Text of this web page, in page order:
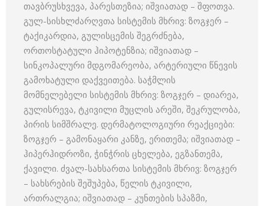
თავბრუსხვევა, პარესთეზია; იშვიათად – შფოთვა.
გულ-სისხლძარღვთა სისტემის მხრივ: ზოგჯერ –
ტაქიკარდია, გულისცემის შეგრძნება,
ორთოსტატული ჰიპოტენზია; იშვიათად –
სინკოპალური მდგომარეობა, არტერიული წნევის
გამოხატული დაქვეითება. საჭმლის
მომნელებელი სისტემის მხრივ: ზოგჯერ – დიარეა,
გულისრევა, ტკივილი მუცლის არეში, შეკრულობა,
პირის სიმშრალე. დერმატოლოგიური რეაქციები:
ზოგჯერ – გამონაყარი კანზე, ერითემა; იშვიათად –
ჰიპერჰიდროზი, ჭინჭრის ცხელება, ეგზანთემა,
ქავილი. ძვალ-სახსართა სისტემის მხრივ: ზოგჯერ
– სახსრების შეშუპება, წელის ტკივილი,
ართრალგია; იშვიათად – კუნთების სპაზმი,